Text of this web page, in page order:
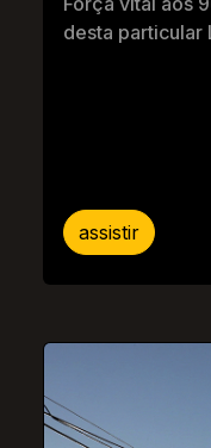
desta particular
assistir